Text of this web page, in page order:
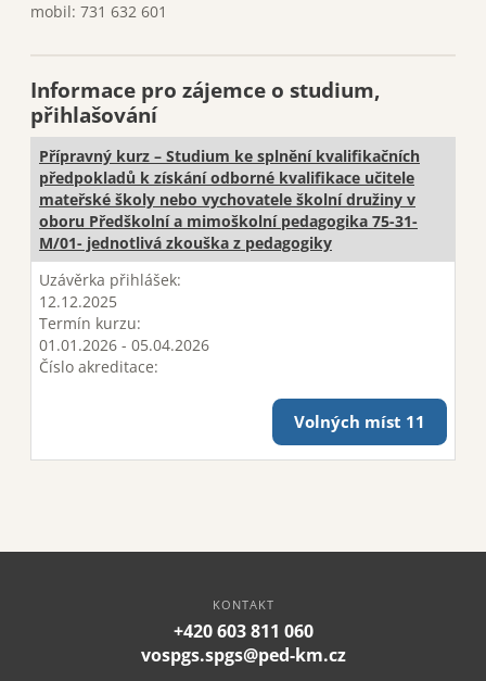
mobil: 731 632 601
Informace pro zájemce o studium,
přihlašování
Přípravný kurz – Studium ke splnění kvalifikačních
předpokladů k získání odborné kvalifikace učitele
mateřské školy nebo vychovatele školní družiny v
oboru Předškolní a mimoškolní pedagogika 75-31-
M/01- jednotlivá zkouška z pedagogiky
Uzávěrka přihlášek:
12.12.2025
Termín kurzu:
01.01.2026 - 05.04.2026
Číslo akreditace:
Volných míst 11
KONTAKT
+420 603 811 060
vospgs.spgs@ped-km.cz